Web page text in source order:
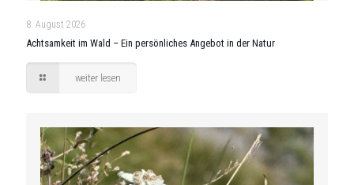
8. August 2026
Achtsamkeit im Wald – Ein persönliches Angebot in der Natur
weiter lesen